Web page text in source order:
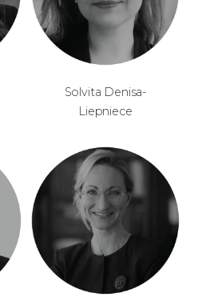
Solvita Denisa-
Liepniece